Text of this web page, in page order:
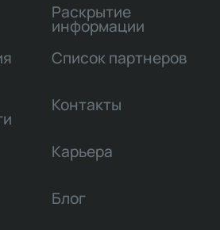
Раскрытие
информации
Список партнеров
Контакты
Карьера
Блог